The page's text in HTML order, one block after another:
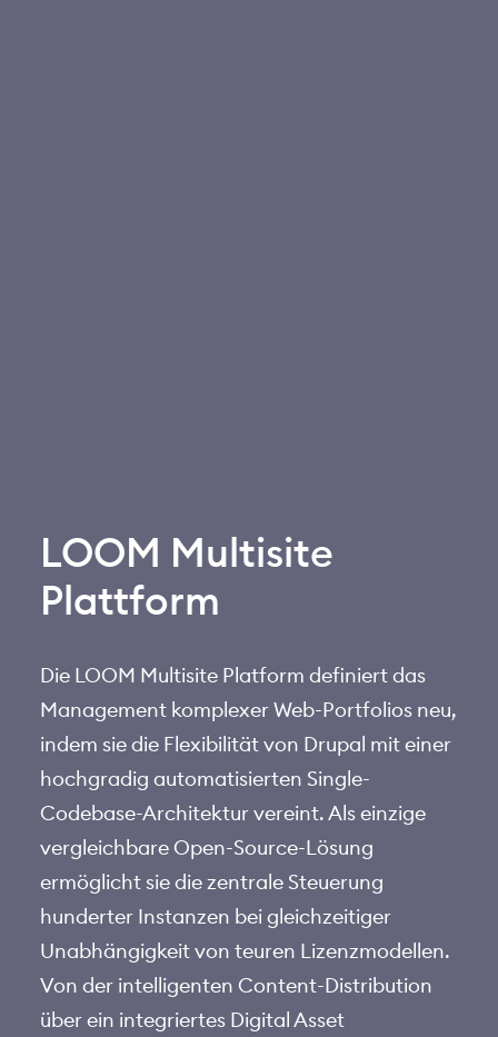
Leistungen
Drupal
Über uns
LOOM Multisite
Plattform
Die LOOM Multisite Platform definiert das
Management komplexer Web-Portfolios neu,
indem sie die Flexibilität von Drupal mit einer
hochgradig automatisierten Single-
Codebase-Architektur vereint. Als einzige
vergleichbare Open-Source-Lösung
ermöglicht sie die zentrale Steuerung
hunderter Instanzen bei gleichzeitiger
Unabhängigkeit von teuren Lizenzmodellen.
Von der intelligenten Content-Distribution
über ein integriertes Digital Asset